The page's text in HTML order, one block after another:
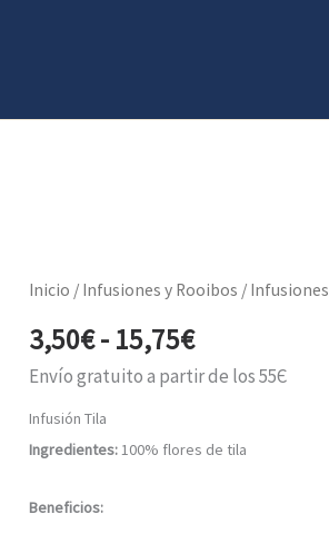
Inicio / Infusiones y Rooibos / Infusiones
3,50€- 15,75€
precios:
3,50€
hasta
Envío gratuito a partir de los 55Є
Infusión Tila
Ingredientes:100% flores de tila
Beneficios: